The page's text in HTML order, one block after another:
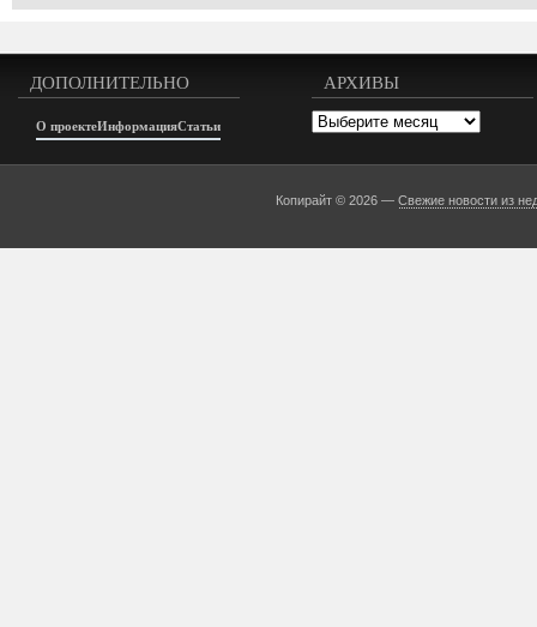
ДОПОЛНИТЕЛЬНО
О проектеИнформацияСтатьи
АРХИВЫ
Архивы
Копирайт © 2026 —Свежие новости из